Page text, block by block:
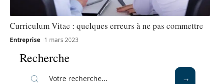
Curriculum Vitae : quelques erreurs à ne pas commettre
Entreprise 1 mars 2023
Recherche